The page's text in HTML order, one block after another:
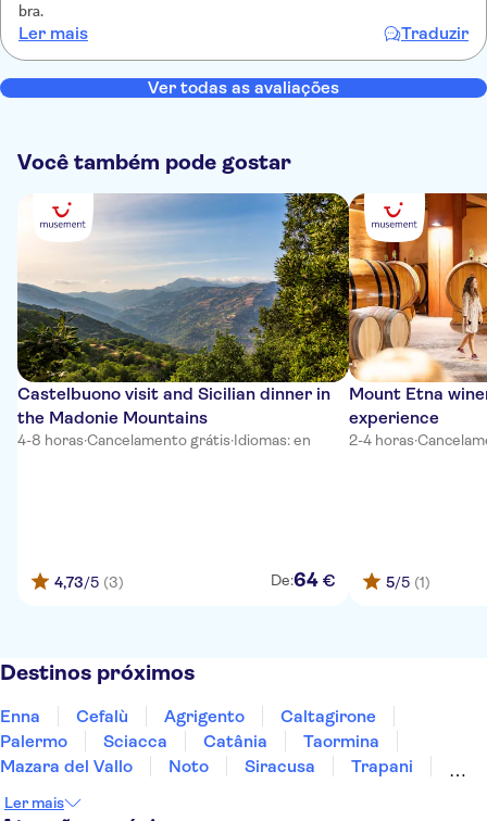
bra.
Ler mais Traduzir
Ver todas as avaliações
Você também pode gostar
Castelbuono visit and Sicilian dinner in
the Madonie Mountains
4-8 horas·Cancelamento grátis·Idiomas: en
4,73/5 (3) De:64 €
Mount Etna
experience
2-4 horas·
5/5 (1)
Destinos próximos
Enna Cefalù Agrigento
Caltagirone
Palermo
Sciacca Catânia
Taormina
Mazara del Vallo
Noto Siracusa
Trapani
Ler mais